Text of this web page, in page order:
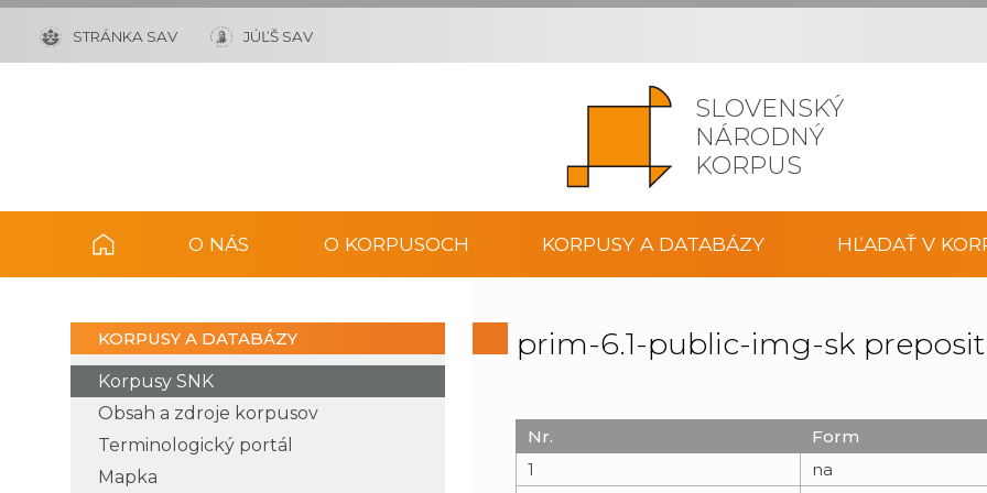
SLOVENSKÝ
NÁRODNÝ
KORPUS
STRÁNKA SAV JÚĽŠ SAV
O NÁS O KORPUSOCH KORPUSY A DATABÁZY HĽADAŤ V
KORPUSY A DATABÁZY
Korpusy SNK
Obsah a zdroje korpusov
Terminologický portál
Mapka
prim-6.1-public-img-sk
Nr. Form
1
na